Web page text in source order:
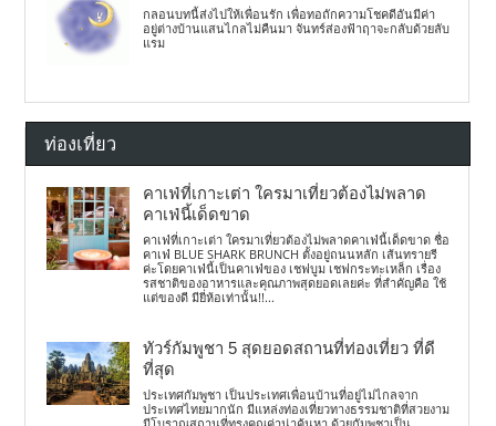
กลอนบทนี้ส่งไปให้เพื่อนรัก เพื่อทอถักความโชคดีอันมีค่า
อยู่ต่างบ้านแสนไกลไม่คืนมา จันทร์ส่องฟ้าฤาจะกลับด้วยลับ
แรม
ท่องเที่ยว
คาเฟ่ที่เกาะเต่า ใครมาเที่ยวต้องไม่พลาด
คาเฟ่นี้เด็ดขาด
คาเฟ่ที่เกาะเต่า ใครมาเที่ยวต้องไม่พลาดคาเฟ่นี้เด็ดขาด ชื่อ
คาเฟ่ BLUE SHARK BRUNCH ตั้งอยู่ถนนหลัก เส้นทรายรี
ค่ะโดยคาเฟ่นี้เป็นคาเฟ่ของ เชฟบูม เชฟกระทะเหล็ก เรื่อง
รสชาติของอาหารและคุณภาพสุดยอดเลยค่ะ ที่สำคัญคือ ใช้
แต่ของดี มียี่ห้อเท่านั้น!!...
ทัวร์กัมพูชา 5 สุดยอดสถานที่ท่องเที่ยว ที่ดี
ที่สุด
ประเทศกัมพูชา เป็นประเทศเพื่อนบ้านที่อยู่ไม่ไกลจาก
ประเทศไทยมากนัก มีแหล่งท่องเที่ยวทางธรรมชาติที่สวยงาม